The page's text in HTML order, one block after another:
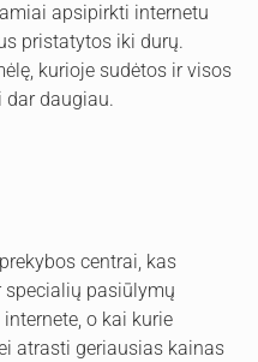
apsipirkti internetu
pristatytos iki durų.
kurioje sudėtos ir visos
dar daugiau.
centrai, kas
pasiūlymų
o kai kurie
atrasti geriausias kainas